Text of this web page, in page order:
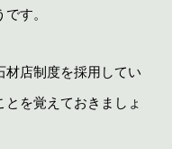
す。
材店制度を採用してい
を覚えておきましょ